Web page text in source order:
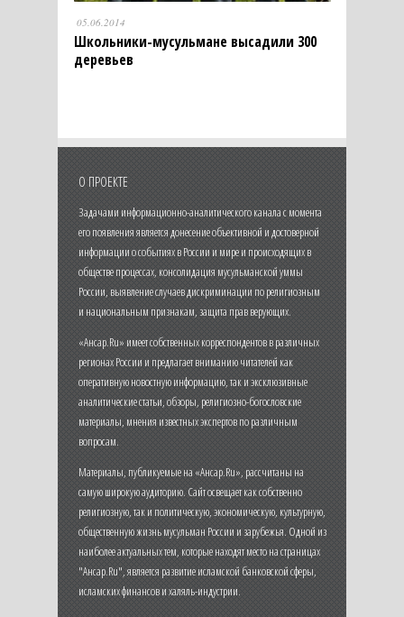
05.06.2014
Школьники-мусульмане высадили 300
деревьев
О ПРОЕКТЕ
Задачами информационно-аналитического канала с момента
его появления является донесение объективной и достоверной
информации о событиях в России и мире и происходящих в
обществе процессах, консолидация мусульманской уммы
России, выявление случаев дискриминации по религиозным
и национальным признакам, защита прав верующих.
«Ансар.Ru» имеет собственных корреспондентов в различных
регионах России и предлагает вниманию читателей как
оперативную новостную информацию, так и эксклюзивные
аналитические статьи, обзоры, религиозно-богословские
материалы, мнения известных экспертов по различным
вопросам.
Материалы, публикуемые на «Ансар.Ru», рассчитаны на
самую широкую аудиторию. Сайт освещает как собственно
религиозную, так и политическую, экономическую, культурную,
общественную жизнь мусульман России и зарубежья. Одной из
наиболее актуальных тем, которые находят место на страницах
"Ансар.Ru", является развитие исламской банковской сферы,
исламских финансов и халяль-индустрии.